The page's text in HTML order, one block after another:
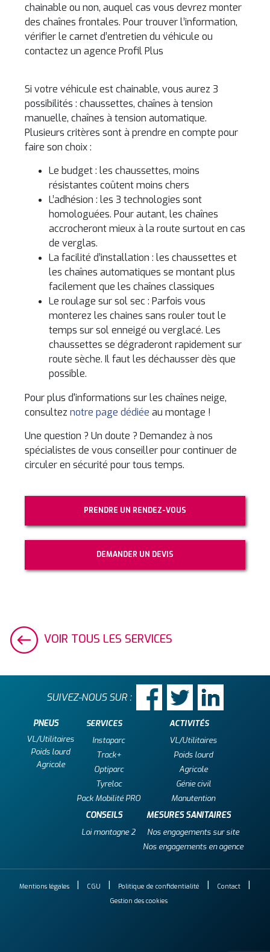
VOIR TOUS LES SERVICES
chainable ou non, auquel cas vous devrez monter
des chaînes frontales. Pour trouver l’information,
vérifier le carnet d’entretien du véhicule ou
contactez un agence Profil Plus
Si votre véhicule est chainable, vous aurez 3
possibilités : chaussettes, chaînes à tension
manuelle, chaînes à tension automatique.
Plusieurs critères sont à prendre en compte pour
faire son choix :
Le budget : les chaussettes, moins
résistantes coûtent moins chers
L’adhésion : les 3 technologies sont
homologuées. Pour autant, les chaînes
accrocheront mieux à la route surtout en cas
de verglas.
La facilité d’installation : les chaussettes et
les chaînes automatiques se montant plus
facilement que les chaînes classiques
Le roulage sur sol sec : Parfois vous
monterez les chaines sans rouler tout le
temps sur sol enneigé ou verglacé. Les
chaussettes se dégraderont rapidement sur
route sèche. Il faut les déchausser dès que
possible.
Pour plus d'informations sur les chaînes neige,
consultez notre page dédiée au montage !
Une question ? Un doute ? Demandez à nos
spécialistes de vous conseiller pour continuer de
circuler en sécurité pour tous temps.
PRENDRE UN RENDEZ-VOUS
DEMANDER UN DEVIS
PNEUS
VL/Utilitaires
Poids lourd
Agricole
SERVICES
Instaparc
Track+
Optiparc
Tyreloc
Pack Mobilité PRO
CONSEILS
Loi montagne 2
ACTIVITÉS
VL/Utilitaires
Poids lourd
Agricole
Génie civil
Manutention
MESURES SANITAIRES
Nos engagements sur site
Nos engagements en agence
SUIVEZ-NOUS SUR :
Mentions légales CGU Politique de confidentialité
Contact
Gestion des cookies